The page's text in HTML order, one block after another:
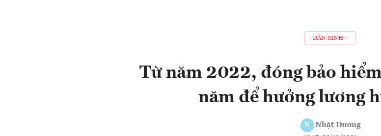
DÂN SINH
Từ năm 2022, đóng bảo
năm để hưởng lương
N Nhật Dương